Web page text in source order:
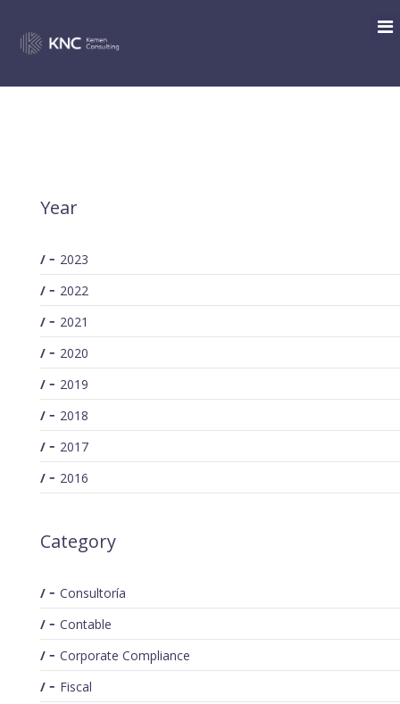
Year
2023
2022
2021
2020
2019
2018
2017
2016
Category
Consultoría
Contable
Corporate Compliance
Fiscal